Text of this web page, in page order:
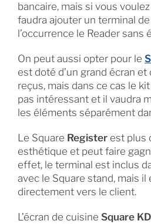
bancaire, mais si vous
faudra ajouter un terminal
l’occurrence le Reader sans
On peut aussi opter pour le
est doté d’un grand écran et
reçus, mais dans ce cas le
pas intéressant et il vaudra
les éléments séparément
Le Square Registerest plus
esthétique et peut faire
effet, le terminal est inclus
avec le Square stand, mais il
directement vers le client.
L’écran de cuisine Square